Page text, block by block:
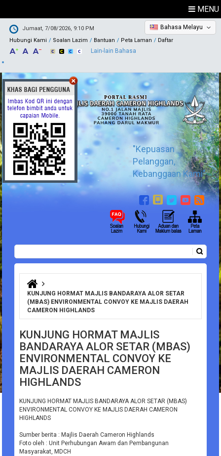
MENU
Jumaat, 7/08/2026, 9:10 PM
Hubungi Kami
Soalan Lazim Bantuan Peta Laman Daftar
Bahasa Melayu
Lain-lain Bahasa
"Kepuasan
Pelanggan,
Kebanggaan Kami"
Borang carian
Anda di sini
KUNJUNG HORMAT MAJLIS BANDARAYA ALOR SETAR
(MBAS) ENVIRONMENTAL CONVOY KE MAJLIS DAERAH
CAMERON HIGHLANDS
KUNJUNG HORMAT MAJLIS
BANDARAYA ALOR SETAR (MBAS)
ENVIRONMENTAL CONVOY KE
MAJLIS DAERAH CAMERON
HIGHLANDS
KUNJUNG HORMAT MAJLIS BANDARAYA ALOR SETAR (MBAS)
ENVIRONMENTAL CONVOY KE MAJLIS DAERAH CAMERON
HIGHLANDS
Sumber berita : Majlis Daerah Cameron Highlands
Foto oleh : Unit Perhubungan Awam dan Pembangunan
Masyarakat, MDCH